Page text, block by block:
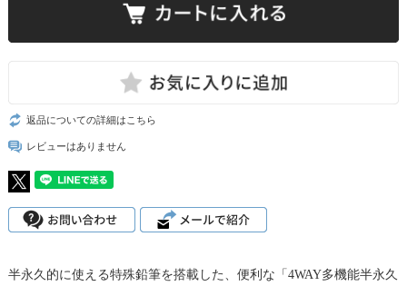
返品についての詳細はこちら
レビューはありません
半永久的に使える特殊鉛筆を搭載した、便利な「4WAY多機能半永久